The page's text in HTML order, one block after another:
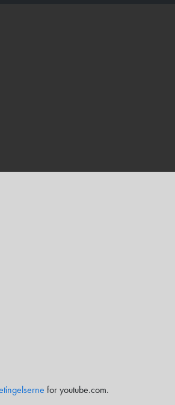
for youtube.com.